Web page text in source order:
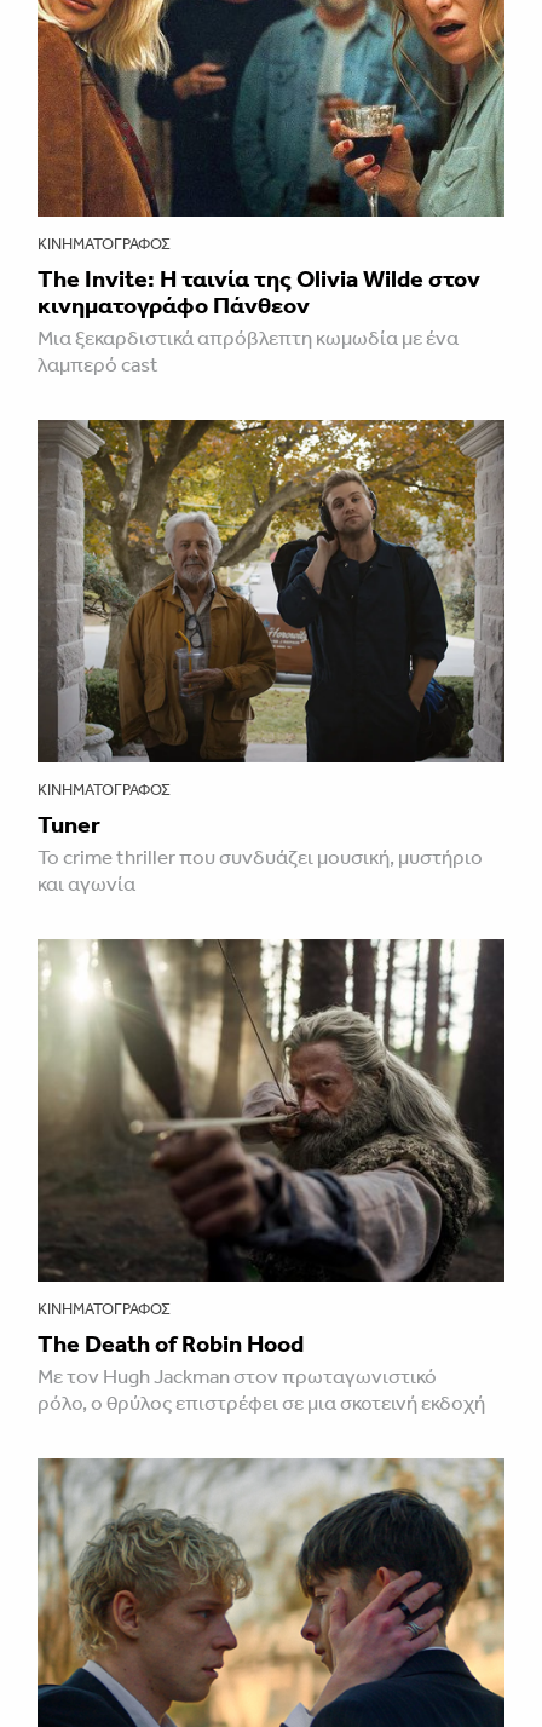
ΚΙΝΗΜΑΤΟΓΡΆΦΟΣ
The Invite: Η ταινία της Olivia Wilde στον
κινηματογράφο Πάνθεον
Μια ξεκαρδιστικά απρόβλεπτη κωμωδία με ένα
λαμπερό cast
ΚΙΝΗΜΑΤΟΓΡΆΦΟΣ
Tuner
Το crime thriller που συνδυάζει μουσική, μυστήριο
και αγωνία
ΚΙΝΗΜΑΤΟΓΡΆΦΟΣ
The Death of Robin Hood
Με τον Hugh Jackman στον πρωταγωνιστικό
ρόλο, ο θρύλος επιστρέφει σε μια σκοτεινή εκδοχή